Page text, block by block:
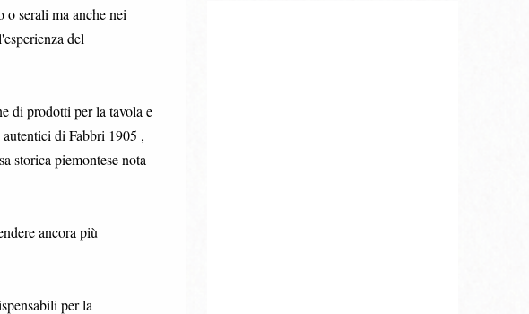
serali ma anche nei
del
di prodotti per la tavola e
di Fabbri 1905 ,
storica piemontese nota
ancora più
per la